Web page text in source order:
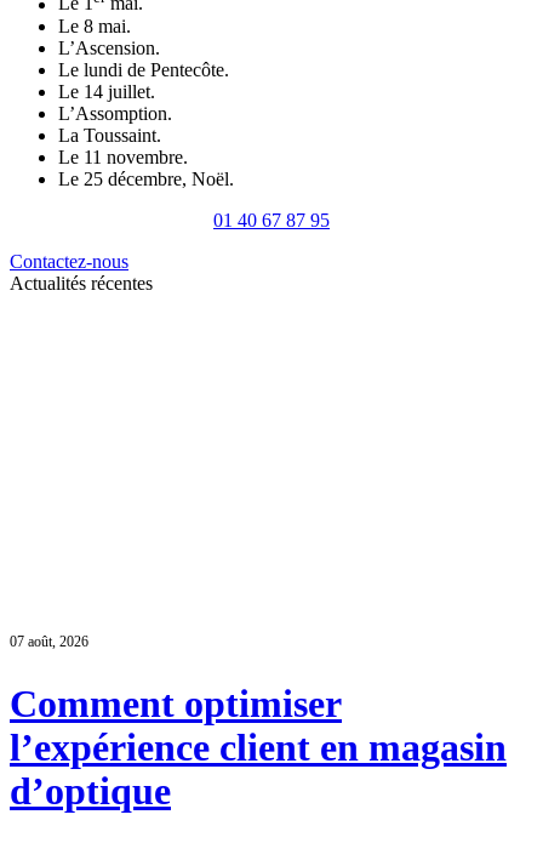
Le 8 mai.
L’Ascension.
Le lundi de Pentecôte.
Le 14 juillet.
L’Assomption.
La Toussaint.
Le 11 novembre.
Le 25 décembre, Noël.
01 40 67 87 95
Contactez-nous
Actualités récentes
07 août, 2026
Comment optimiser
l’expérience client en magasin
d’optique